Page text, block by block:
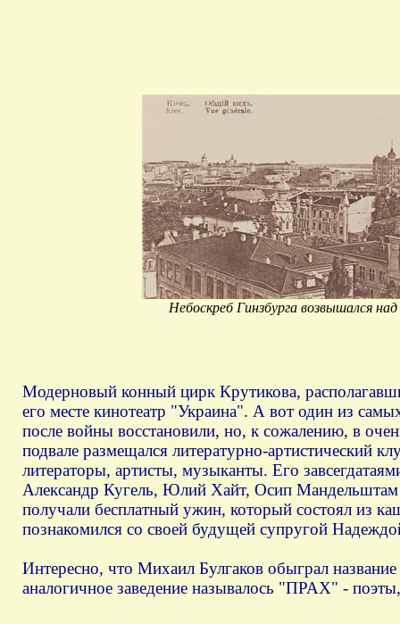
Модерновый конный цирк Крутикова,
его месте кинотеатр "Украина". А вот один из
после войны восстановили, но, к сожалению, в
подвале размещался литературно-артистический
литераторы, артисты, музыканты. Его
Александр Кугель, Юлий Хайт, Осип Мандельштам
получали бесплатный ужин, который состоял из
познакомился со своей будущей супругой
Интересно, что Михаил Булгаков обыграл
аналогичное заведение называлось "ПРАХ" -
Небоскреб Гинзбурга возвышался